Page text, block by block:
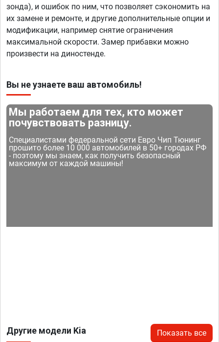
зонда), и ошибок по ним, что позволяет сэкономить на
их замене и ремонте, и другие дополнительные опции и
модификации, например снятие ограничения
максимальной скорости. Замер прибавки можно
произвести на диностенде.
Вы не узнаете ваш автомобиль!
Мы работаем для тех, кто может
почувствовать разницу.
Специалистами федеральной сети Евро Чип Тюнинг
прошито более 10 000 автомобилей в 50+ городах РФ
- поэтому мы знаем, как получить безопасный
максимум от каждой машины!
Другие модели Kia Показать все